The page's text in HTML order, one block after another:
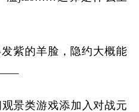
紫的羊脸，隐约大概能
——
景类游戏添加入对战元